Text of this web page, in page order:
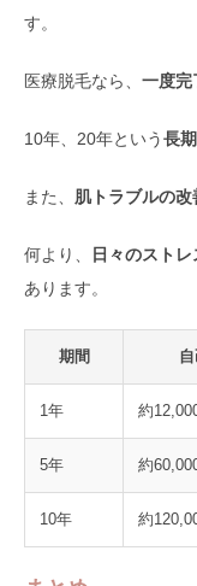
す。
医療脱毛なら、 一度完
10年、20年という長
また、 肌トラブルの改
何より、 日々のスト
あります。
期間
1年 約
5年 約
10年 約